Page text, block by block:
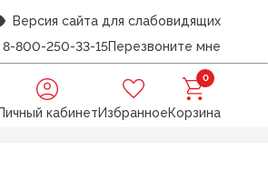
Версия сайта для слабовидящих
8-800-250-33-15Перезвоните мне
кабинетИзбранное
0
Корзина